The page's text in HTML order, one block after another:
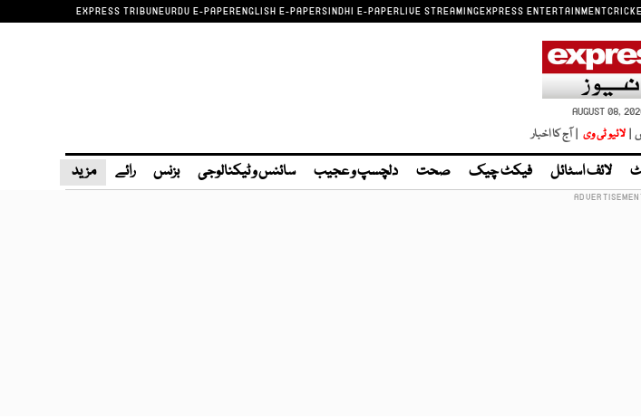
EXPRESS TRIBUNEURDU E-PAPERENGLISH E-PAPERSINDHI E-PAPERLIVE STREAMINGEXPRESS ENTERTAINMENT
AUGUST 08,
| لائیو ٹی وی | آج کا اخبار
لائف اسٹائل فیکٹ چیک صحت دلچسپ و عجیب سائنس و ٹیکنالوجی بزنس رائے مزید